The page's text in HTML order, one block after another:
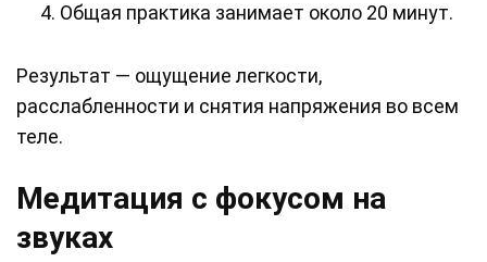
Общая практика занимает около 20 минут.
Результат — ощущение легкости,
расслабленности и снятия напряжения во всем
теле.
Медитация с фокусом на
звуках